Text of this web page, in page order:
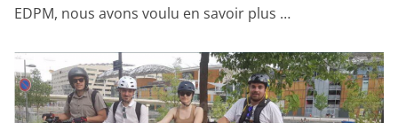
EDPM, nous avons voulu en savoir plus …